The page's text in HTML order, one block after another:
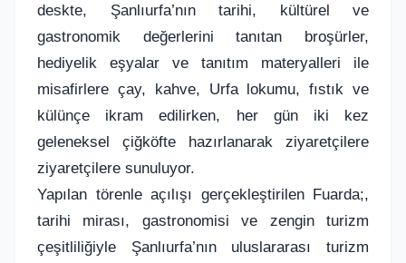
deskte, Şanlıurfa’nın tarihi, kültürel ve
gastronomik değerlerini tanıtan broşürler,
hediyelik eşyalar ve tanıtım materyalleri ile
misafirlere çay, kahve, Urfa lokumu, fıstık ve
külünçe ikram edilirken, her gün iki kez
geleneksel çiğköfte hazırlanarak ziyaretçilere
ziyaretçilere sunuluyor.
Yapılan törenle açılışı gerçekleştirilen Fuarda;,
tarihi mirası, gastronomisi ve zengin turizm
çeşitliliğiyle Şanlıurfa’nın uluslararası turizm